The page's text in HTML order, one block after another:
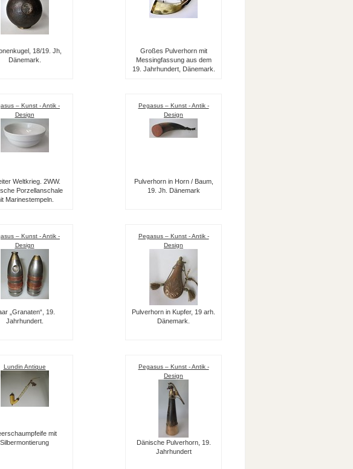
18/19. Jh,
Dänemark.
Großes Pulverhorn mit
Messingfassung aus dem
19. Jahrhundert, Dänemark.
– Kunst - Antik -
Design
Weltkrieg. 2WW.
Porzellanschale
Marinestempeln.
Pegasus – Kunst - Antik -
Design
Pulverhorn in Horn / Baum,
19. Jh. Dänemark
– Kunst - Antik -
Design
„Granaten“, 19.
Jahrhundert.
Pegasus – Kunst - Antik -
Design
Pulverhorn in Kupfer, 19 arh.
Dänemark.
Lundin Antique
mit
Silbermontierung
Pegasus – Kunst - Antik -
Design
Dänische Pulverhorn, 19.
Jahrhundert